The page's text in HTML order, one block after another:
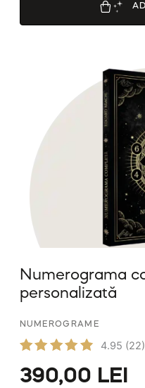
Numerograma
personalizată
NUMEROGRAME
la
4.95 (22)
390,00 LEI